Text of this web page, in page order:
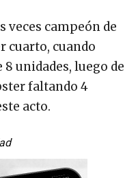
veces campeón de
cuarto, cuando
unidades, luego de
faltando 4
acto.